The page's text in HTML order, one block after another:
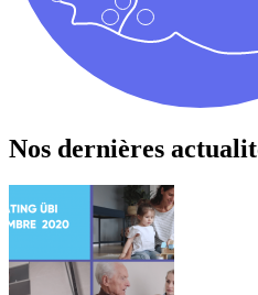
Nos dernières